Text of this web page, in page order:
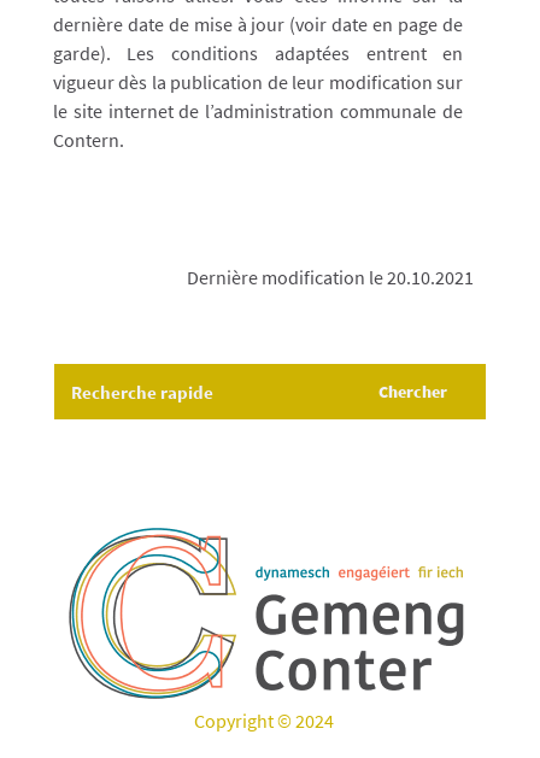
dernière date de mise à jour (voir date en page de
garde). Les conditions adaptées entrent en
vigueur dès la publication de leur modification sur
le site internet de l’administration communale de
Contern.
Dernière modification le 20.10.2021
Copyright © 2024